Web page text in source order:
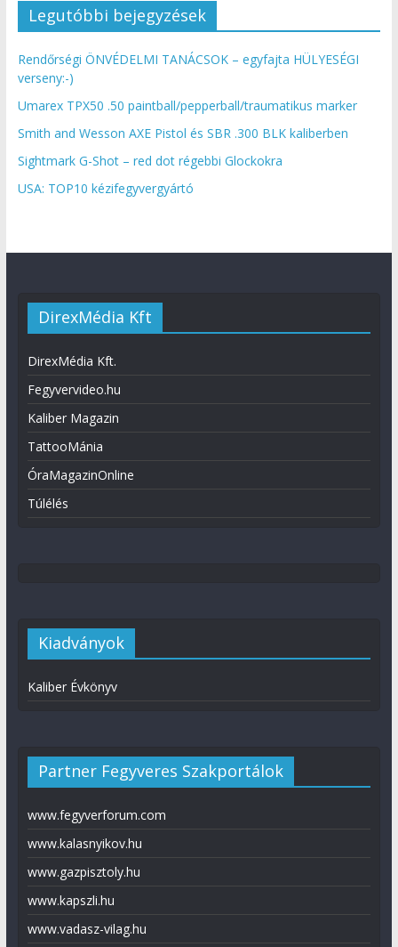
Legutóbbi bejegyzések
Rendőrségi ÖNVÉDELMI TANÁCSOK – egyfajta HÜLYESÉGI
verseny:-)
Umarex TPX50 .50 paintball/pepperball/traumatikus marker
Smith and Wesson AXE Pistol és SBR .300 BLK kaliberben
Sightmark G-Shot – red dot régebbi Glockokra
USA: TOP10 kézifegyvergyártó
DirexMédia Kft
DirexMédia Kft.
Fegyvervideo.hu
Kaliber Magazin
TattooMánia
ÓraMagazinOnline
Túlélés
Kiadványok
Kaliber Évkönyv
Partner Fegyveres Szakportálok
www.fegyverforum.com
www.kalasnyikov.hu
www.gazpisztoly.hu
www.kapszli.hu
www.vadasz-vilag.hu